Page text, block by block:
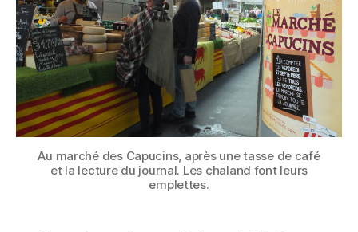
Au marché des Capucins, après une tasse de café
et la lecture du journal. Les chaland font leurs
emplettes.